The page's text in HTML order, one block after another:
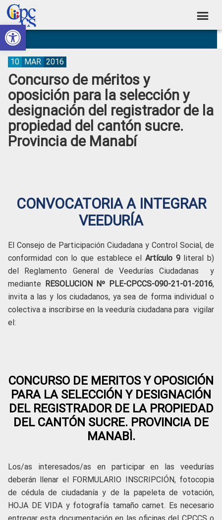
Abrir barra de herramientas
Skip
to
primary
navigation
Skip
to
main
content
Skip
to
primary
sidebar
Skip
to
footer
Consejo
de
Participación
Ciudadana
Control
Social
Construyendo
Poder
Ciudadano
Concurso de méritos y
oposición para la selección y
designación del registrador de la
propiedad del cantón sucre.
Provincia de Manabí
10 MAR 2016
CONVOCATORIA A INTEGRAR
VEEDURÍA
El Consejo de Participación Ciudadana y Control Social, de
conformidad con lo que establece el Artículo 9 literal b)
del Reglamento General de Veedurías Ciudadanas y
mediante RESOLUCION Nº PLE-CPCCS-090-21-01-2016,
invita a las y los ciudadanos, ya sea de forma individual o
colectiva a inscribirse en la veeduría ciudadana para vigilar
el:
CONCURSO DE MERITOS Y OPOSICIÓN
PARA LA SELECCIÓN Y DESIGNACIÓN
DEL REGISTRADOR DE LA PROPIEDAD
DEL CANTÓN SUCRE. PROVINCIA DE
MANABÌ.
Los/as interesados/as en participar en las veedurías
deberán llenar el FORMULARIO INSCRIPCIÓN, fotocopia
de cédula de ciudadanía y de la papeleta de votación,
HOJA DE VIDA y fotografía tamaño carnet. Es necesario